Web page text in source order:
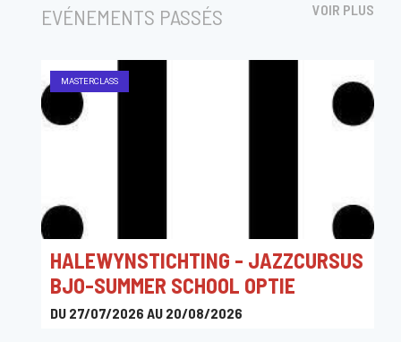
EVÉNEMENTS PASSÉS VOIR PLUS
MASTERCLASS
HALEWYNSTICHTING - JAZZCURSUS
BJO-SUMMER SCHOOL OPTIE
DU 27/07/2026 AU 20/08/2026